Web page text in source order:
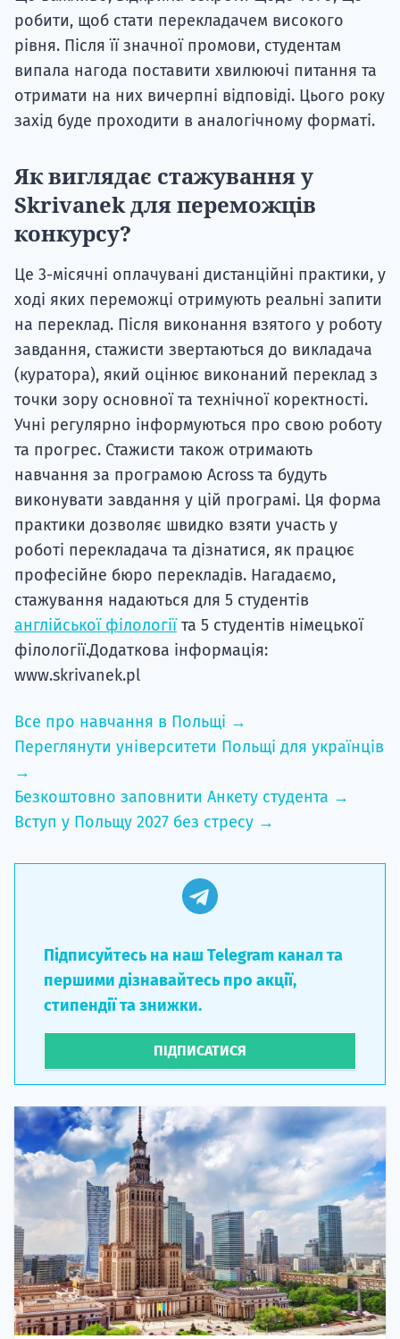
робити, щоб стати перекладачем високого
рівня. Після її значної промови, студентам
випала нагода поставити хвилюючі питання та
отримати на них вичерпні відповіді. Цього року
захід буде проходити в аналогічному форматі.
Як виглядає стажування у
Skrivanek для переможців
конкурсу?
Це 3-місячні оплачувані дистанційні практики, у
ході яких переможці отримують реальні запити
на переклад. Після виконання взятого у роботу
завдання, стажисти звертаються до викладача
(куратора), який оцінює виконаний переклад з
точки зору основної та технічної коректності.
Учні регулярно інформуються про свою роботу
та прогрес. Стажисти також отримають
навчання за програмою Across та будуть
виконувати завдання у цій програмі. Ця форма
практики дозволяє швидко взяти участь у
роботі перекладача та дізнатися, як працює
професійне бюро перекладів. Нагадаємо,
стажування надаються для 5 студентів
англійської філологіїта 5 студентів німецької
філології.Додаткова інформація:
www.skrivanek.pl
Все про навчання в Польщі →
Переглянути університети Польщі для українців
→
Безкоштовно заповнити Анкету студента →
Вступ у Польщу 2027 без стресу →
Підписуйтесь на наш Telegram канал та
першими дізнавайтесь про акції,
стипендії та знижки.
ПІДПИСАТИСЯ